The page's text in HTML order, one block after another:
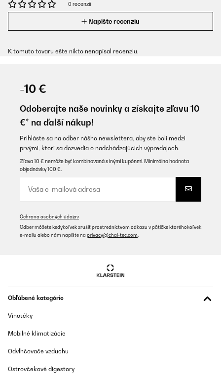
0 recenzií
Napíšte recenziu
K tomuto tovaru ešte nikto nenapísal recenziu.
-10 €
Odoberajte naše novinky a získajte zľavu 10
€* na ďalší nákup!
Prihláste sa na odber nášho newslettera, aby ste boli medzi
prvými, ktorí sa dozvedia o nadchádzajúcich výpredajoch.
Zľava 10 € nemôže byť kombinovaná s inými kupónmi. Minimálna hodnota
objednávky 100 €.
Ochrana osobných údajov
Odber môžete kedykoľvek zrušiť prostredníctvom odkazu v pätičke ktoréhokoľvek
e-mailu alebo nám napíšte na privacy@chal-tec.com
Obľúbené kategórie
Vinotéky
Mobilné klimatizácie
Odvlhčovače vzduchu
Ostrovčekové digestory